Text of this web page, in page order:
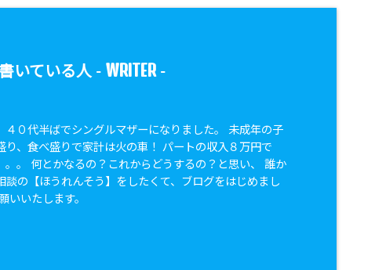
いている人 - WRITER-
４０代半ばでシングルマザーになりました。 未成年の子
り、食べ盛りで家計は火の車！ パートの収入８万円で
。。 何とかなるの？これからどうするの？と思い、 誰か
談の【ほうれんそう】をしたくて、ブログをはじめまし
いいたします。